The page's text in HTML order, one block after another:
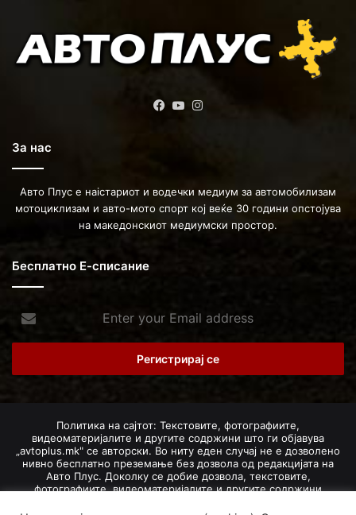
Facebook
YouTube
За нас
Авто Плус е наістариот и водечки медиум за автомобилизам
мотоциклизам и авто-мото спорт кој веќе 30 години опстојува
на македонскиот медиумски простор.
Бесплатно Е-списание
your
Email
Политика на сајтот: Текстовите, фотографиите,
видеоматеријалите и другите содржини што ги објавува
„avtoplus.mk" се авторски. Во ниту еден случај не е дозволено
нивно бесплатно преземање без дозвола од редакцијата на
Авто Плус. Доколку се добие дозвола, текстовите,
фотографиите, видеоматеријалите и другите содржини